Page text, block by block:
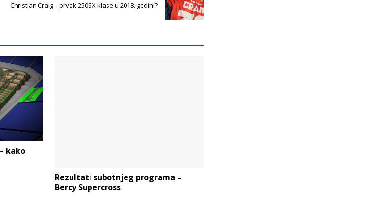
Christian Craig – prvak 250SX klase u 2018. godini?
kako
Rezultati subotnjeg programa –
Bercy Supercross